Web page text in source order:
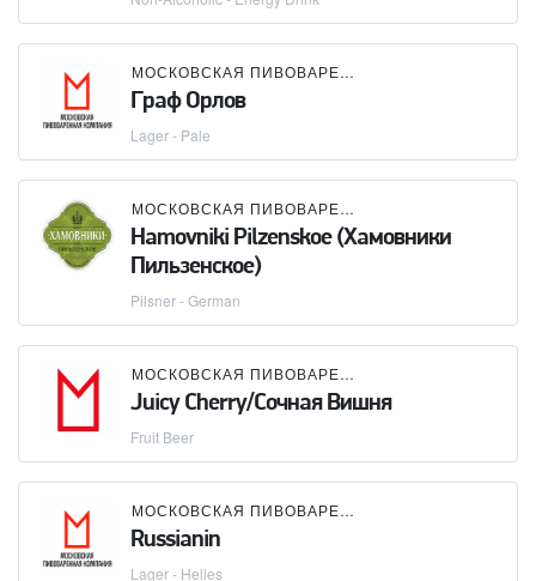
МОСКОВСКАЯ ПИВОВАРЕННАЯ КОМПАНИЯ (МПК)
Граф Орлов
Lager - Pale
МОСКОВСКАЯ ПИВОВАРЕННАЯ КОМПАНИЯ (МПК)
Hamovniki Pilzenskoe (Хамовники
Пильзенское)
Pilsner - German
МОСКОВСКАЯ ПИВОВАРЕННАЯ КОМПАНИЯ (МПК)
Juicy Cherry/Сочная Вишня
Fruit Beer
МОСКОВСКАЯ ПИВОВАРЕННАЯ КОМПАНИЯ (МПК)
Russianin
Lager - Helles